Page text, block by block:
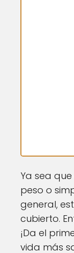
Ya sea
peso o
general,
cubierto.
¡Da el
vida más